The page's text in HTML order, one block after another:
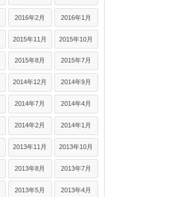
2016年2月 2016年1月
2015年11月 2015年10月
2015年8月 2015年7月
2014年12月 2014年9月
2014年7月 2014年4月
2014年2月 2014年1月
2013年11月 2013年10月
2013年8月 2013年7月
2013年5月 2013年4月